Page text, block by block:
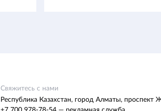
Свяжитесь с нами
Республика Казахстан, город Алматы,